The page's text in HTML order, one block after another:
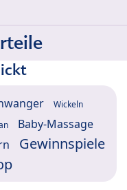
Wickeln
Baby-Massage
Gewinnspiele